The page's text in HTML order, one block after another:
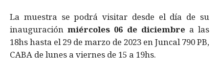
La muestra se podrá visitar desde el día de su
inauguraciónmiércoles 06 de diciembre a las
18hs hasta el 29 de marzo de 2023 en Juncal 790 PB,
CABA de lunes a viernes de 15 a 19hs.